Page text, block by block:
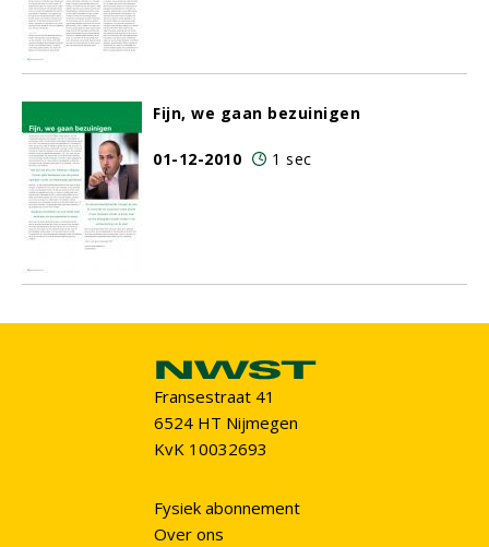
Fijn, we gaan bezuinigen
01-12-2010 1 sec
Fransestraat 41
6524 HT Nijmegen
KvK 10032693
Fysiek abonnement
Over ons